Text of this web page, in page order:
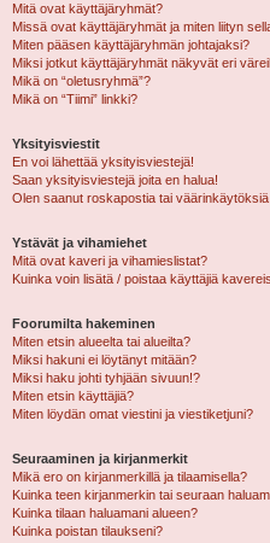
Mitä ovat käyttäjäryhmät?
Missä ovat käyttäjäryhmät ja miten liityn
Miten pääsen käyttäjäryhmän johtajaksi?
Miksi jotkut käyttäjäryhmät näkyvät eri
Mikä on “oletusryhmä”?
Mikä on “Tiimi” linkki?
Yksityisviestit
En voi lähettää yksityisviestejä!
Saan yksityisviestejä joita en halua!
Olen saanut roskapostia tai
Ystävät ja vihamiehet
Mitä ovat kaveri ja vihamieslistat?
Kuinka voin lisätä / poistaa käyttäjiä
Foorumilta hakeminen
Miten etsin alueelta tai alueilta?
Miksi hakuni ei löytänyt mitään?
Miksi haku johti tyhjään sivuun!?
Miten etsin käyttäjiä?
Miten löydän omat viestini ja viestiketjuni?
Seuraaminen ja kirjanmerkit
Mikä ero on kirjanmerkillä ja tilaamisella?
Kuinka teen kirjanmerkin tai seuraan
Kuinka tilaan haluamani alueen?
Kuinka poistan tilaukseni?